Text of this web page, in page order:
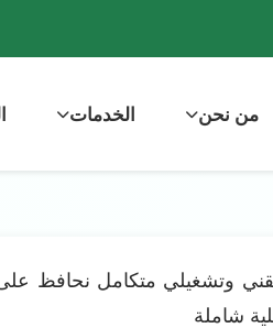
من نحن الخدمات
وتشغيلي متكامل نحافظ
شاملة